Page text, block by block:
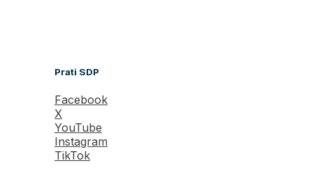
Prati SDP
Facebook
X
YouTube
Instagram
TikTok